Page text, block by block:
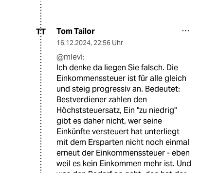
TT Tom Tailor
16.12.2024, 22:56 Uhr
@mlevi:
Ich denke da liegen Sie falsch. Die
Einkommenssteuer ist für alle gleich
und steig progressiv an. Bedeutet:
Bestverdiener zahlen den
Höchststeuersatz, Ein "zu niedrig"
gibt es daher nicht, wer seine
Einkünfte versteuert hat unterliegt
mit dem Ersparten nicht noch einmal
erneut der Einkommenssteuer - eben
weil es kein Einkommen mehr ist. Und